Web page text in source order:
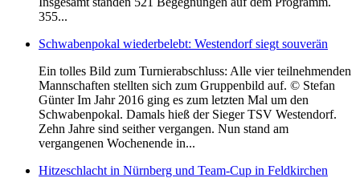
355...
Schwabenpokal wiederbelebt: Westendorf siegt souverän
Ein tolles Bild zum Turnierabschluss: Alle vier teilnehmenden
Mannschaften stellten sich zum Gruppenbild auf. © Stefan
Günter Im Jahr 2016 ging es zum letzten Mal um den
Schwabenpokal. Damals hieß der Sieger TSV Westendorf.
Zehn Jahre sind seither vergangen. Nun stand am
vergangenen Wochenende in...
Hitzeschlacht in Nürnberg und Team-Cup in Feldkirchen